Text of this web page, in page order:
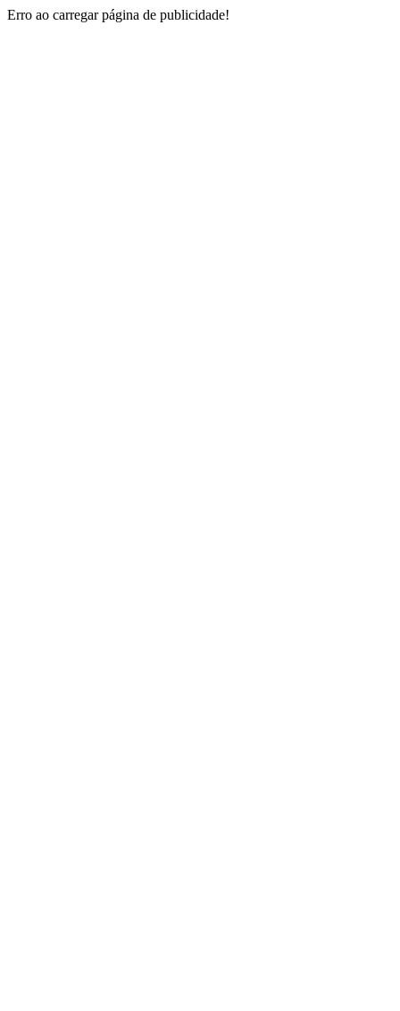
Erro ao carregar página de publicidade!